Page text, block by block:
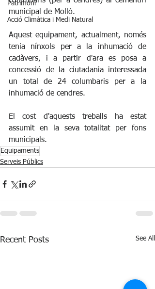
Patrimoni
Acció Climàtica i Medi Natural
municipal de Molló.
Aquest equipament, actualment, només
tenia nínxols per a la inhumació de
cadàvers, i a partir d'ara es posa a
concessió de la ciutadania interessada
un total de 24 columbaris per a la
inhumació de cendres.
El cost d'aquests treballs ha estat
assumit en la seva totalitat per fons
municipals.
Equipaments
Serveis Públics
Recent Posts See All